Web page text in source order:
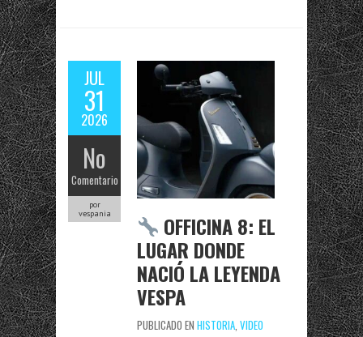
JUL
31
2026
No
Comentario
por
vespania
OFFICINA 8: EL
LUGAR DONDE
NACIÓ LA LEYENDA
VESPA
PUBLICADO EN HISTORIA, VIDEO